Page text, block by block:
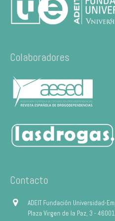
Colaboradores
Contacto
ADEIT Fundación Universidad-
Plaza Virgen de la Paz, 3 -